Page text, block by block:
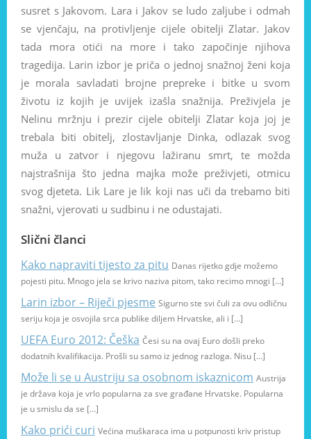
susret s Jakovom. Lara i Jakov se ludo zaljube i odmah
se vjenčaju, na protivljenje cijele obitelji Zlatar. Jakov
tada mora otići na more i tako započinje njihova
tragedija. Larin izbor je priča o jednoj snažnoj ženi koja
je morala savladati brojne prepreke i bitke u svom
životu iz kojih je uvijek izašla snažnija. Preživjela je
Nelinu mržnju i prezir cijele obitelji Zlatar koja joj je
trebala biti obitelj, zlostavljanje Dinka, odlazak svog
muža u zatvor i njegovu lažiranu smrt, te možda
najstrašnija što jedna majka može preživjeti, otmicu
svog djeteta. Lik Lare je lik koji nas uči da trebamo biti
snažni, vjerovati u sudbinu i ne odustajati.
Slični članci
Kako napraviti tijesto za pitu Danas rijetko gdje možemo
pojesti pitu. Mnogo jela se krivo naziva pitom, tako recimo mnogi […]
Larin izbor – Riječi pjesme Sigurno ste svi čuli za ovu odličnu
seriju koja je osvojila srca publike diljem Hrvatske, ali i […]
UEFA Euro 2012: Češka Česi su na ovaj Euro došli preko
dodatnih kvalifikacija. Prošli su samo iz jednog razloga. Nisu […]
Može li se u Austriju sa osobnom iskaznicom Austrija
je država koja je vrlo popularna za sve građane Hrvatske. Popularna
je u smislu da se […]
Kako prići curi Većina muškaraca ima u potpunosti kriv pristup